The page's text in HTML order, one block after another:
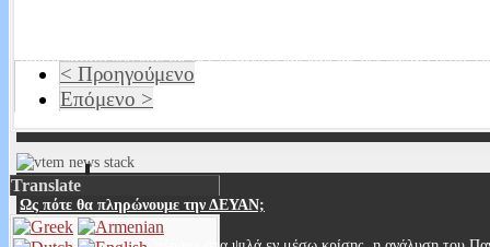
Καυτή πατάτα που κανένας δεν τη αγγίζει και κανένας δεν παίρνει θέση.
ασχολούνται δεν μιλάνε δημοσίως βλέπετε πάνω από όλα οι δημόσιες
Read More...
Ως πότε θα πληρώνουμε την ΔΕΥΑΝ;
< Προηγούμενο
Επόμενο >
Translate